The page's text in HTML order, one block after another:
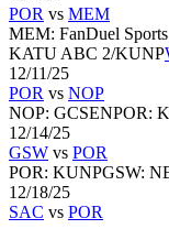
POR vs MEM
MEM: FanDuel
KATU ABC 2/KUNP
12/11/25
POR vs NOP
NOP: GCSENPOR:
12/14/25
GSW vs POR
POR: KUNPGSW:
12/18/25
SAC vs POR